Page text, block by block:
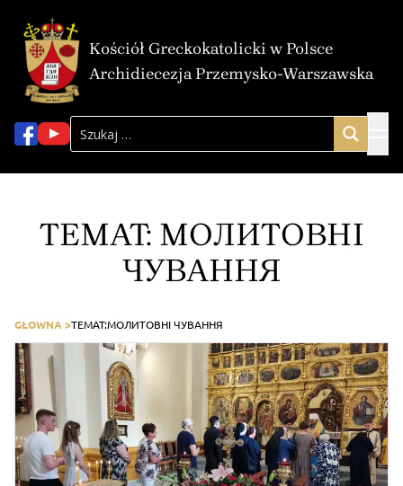
Kościół Greckokatolicki w Polsce
Archidiecezja Przemysko-Warszawska
TEMAT: МОЛИТОВНІ
ЧУВАННЯ
GŁOWNA >TEMAT:МОЛИТОВНІ ЧУВАННЯ